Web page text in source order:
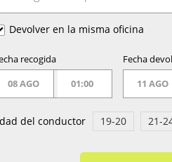
Devolver en la misma oficina
recogida
08 AGO
01:00
Fecha
11 AGO
del conductor 19-20 21-